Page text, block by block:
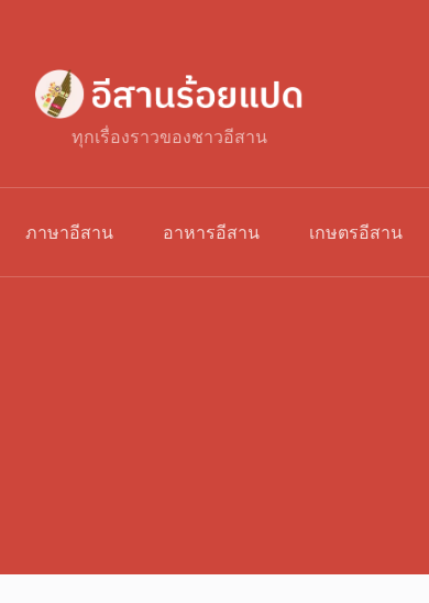
ทุกเรื่องราวของชาวอีสาน
ภาษาอีสาน อาหารอีสาน เกษตรอีสาน